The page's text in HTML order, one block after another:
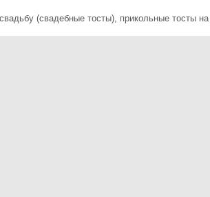
(свадебные тосты), прикольные тосты